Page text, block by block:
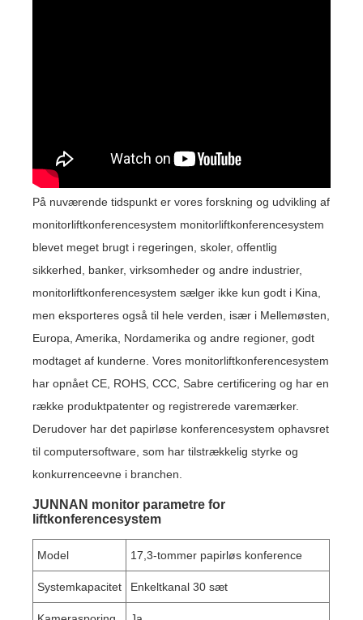
På nuværende tidspunkt er vores forskning og udvikling af
monitorliftkonferencesystem monitorliftkonferencesystem
blevet meget brugt i regeringen, skoler, offentlig
sikkerhed, banker, virksomheder og andre industrier,
monitorliftkonferencesystem sælger ikke kun godt i Kina,
men eksporteres også til hele verden, især i Mellemøsten,
Europa, Amerika, Nordamerika og andre regioner, godt
modtaget af kunderne. Vores monitorliftkonferencesystem
har opnået CE, ROHS, CCC, Sabre certificering og har en
række produktpatenter og registrerede varemærker.
Derudover har det papirløse konferencesystem ophavsret
til computersoftware, som har tilstrækkelig styrke og
konkurrenceevne i branchen.
JUNNAN monitor parametre for
liftkonferencesystem
Model 17,3-tommer papirløs konference
Systemkapacitet Enkeltkanal 30 sæt